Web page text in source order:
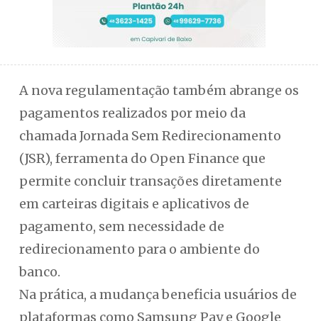
A nova regulamentação também abrange os
pagamentos realizados por meio da
chamada Jornada Sem Redirecionamento
(JSR), ferramenta do Open Finance que
permite concluir transações diretamente
em carteiras digitais e aplicativos de
pagamento, sem necessidade de
redirecionamento para o ambiente do
banco.
Na prática, a mudança beneficia usuários de
plataformas como Samsung Pay e Google